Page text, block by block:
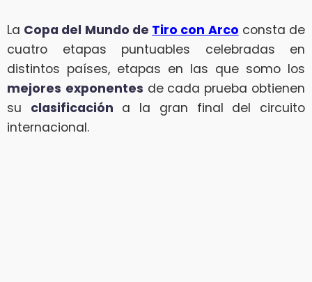
La Copa del Mundo de Tiro con Arco consta de
cuatro etapas puntuables celebradas en
distintos países, etapas en las que somo los
mejores exponentes de cada prueba obtienen
su clasificación a la gran final del circuito
internacional.